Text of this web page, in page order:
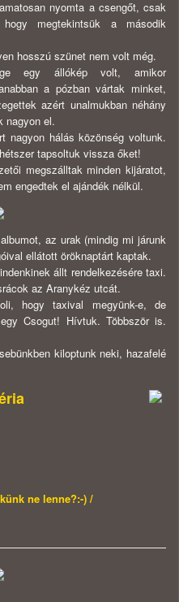
nyomta a csengőt, csak
megtekintsük a második
hosszú szünet nem volt még.
egy állókép volt, amikor
a pózban vártak minket,
azért unalmukban néhány
nagyon el.
nagyon hálás közönség voltunk.
tapsoltuk vissza őket!
megszálltak minden kijáratot,
engedtek el ajándék nélkül.
az urak (mindig mi járunk
ellátott öröknaptárt kaptak.
állt rendelkezésére taxi.
az Aranykéz utcát.
hogy taxival megyünk-e, de
Csogut! Hívtuk. Többször is.
kiloptunk neki, hazafelé
ne lenne?:-) /